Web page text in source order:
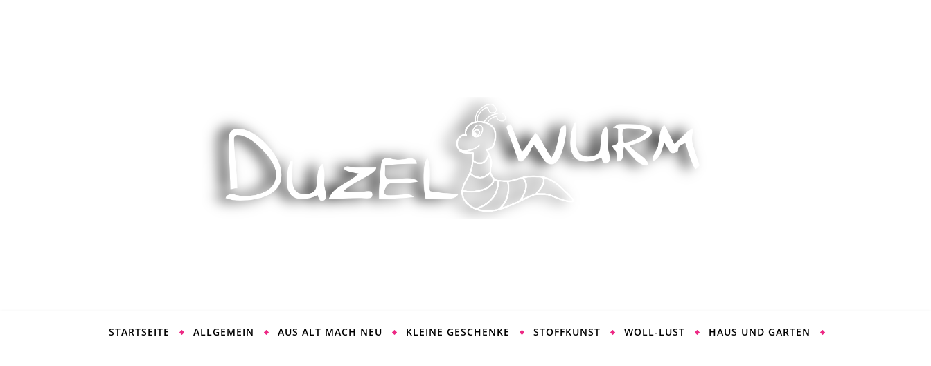
STARTSEITE ALLGEMEIN AUS ALT MACH NEU KLEINE GESCHENKE STOFFKUNST WOLL-LUST HAUS UND GARTEN